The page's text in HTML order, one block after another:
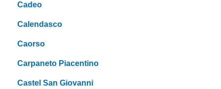
Cadeo
Calendasco
Caorso
Carpaneto Piacentino
Castel San Giovanni